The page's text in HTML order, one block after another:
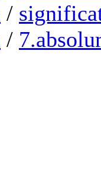
/
/